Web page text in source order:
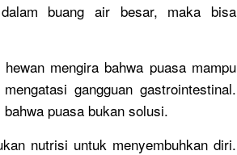
buang air besar, maka bisa
mengira bahwa puasa mampu
gangguan gastrointestinal.
puasa bukan solusi.
nutrisi untuk menyembuhkan diri.